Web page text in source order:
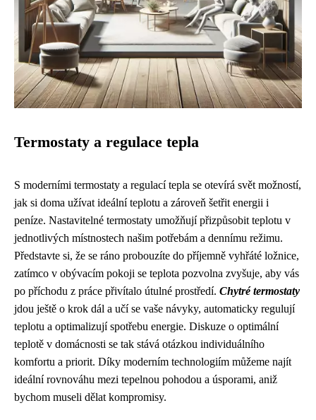
Termostaty a regulace tepla
S moderními termostaty a regulací tepla se otevírá svět možností,
jak si doma užívat ideální teplotu a zároveň šetřit energii i
peníze. Nastavitelné termostaty umožňují přizpůsobit teplotu v
jednotlivých místnostech našim potřebám a dennímu režimu.
Představte si, že se ráno probouzíte do příjemně vyhřáté ložnice,
zatímco v obývacím pokoji se teplota pozvolna zvyšuje, aby vás
po příchodu z práce přivítalo útulné prostředí. Chytré termostaty
jdou ještě o krok dál a učí se vaše návyky, automaticky regulují
teplotu a optimalizují spotřebu energie. Diskuze o optimální
teplotě v domácnosti se tak stává otázkou individuálního
komfortu a priorit. Díky moderním technologiím můžeme najít
ideální rovnováhu mezi tepelnou pohodou a úsporami, aniž
bychom museli dělat kompromisy.